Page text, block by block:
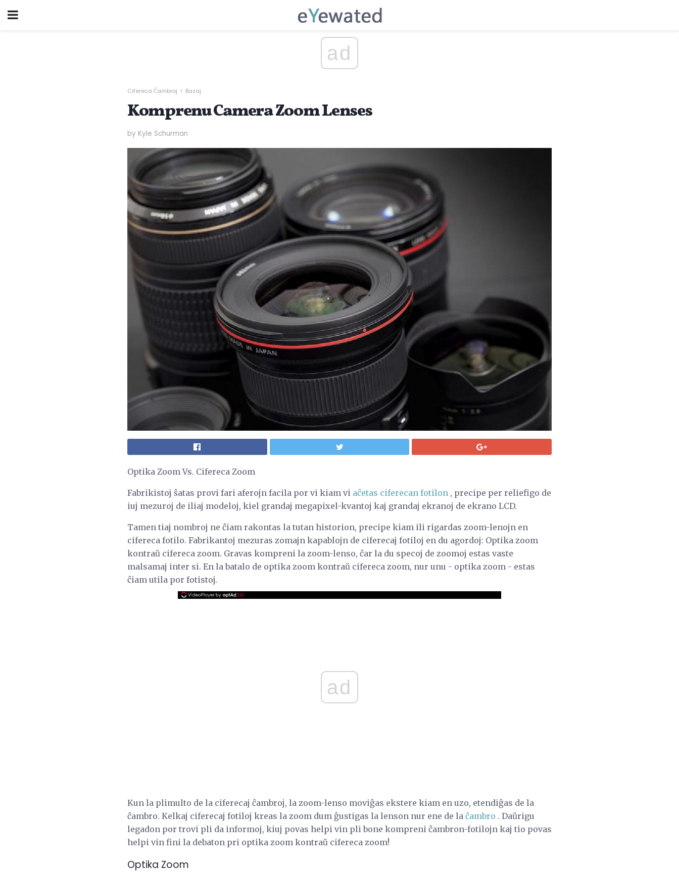
ad
Cifereca Ĉambroj Bazaj
Komprenu Camera Zoom Lenses
by Kyle Schurman
Optika Zoom Vs. Cifereca Zoom
Fabrikistoj ŝatas provi fari aferojn facila por vi kiam vi aĉetas ciferecan fotilon , precipe per reliefigo de
iuj mezuroj de iliaj modeloj, kiel grandaj megapixel-kvantoj kaj grandaj ekranoj de ekrano LCD.
Tamen tiaj nombroj ne ĉiam rakontas la tutan historion, precipe kiam ili rigardas zoom-lenojn en
cifereca fotilo. Fabrikantoj mezuras zomajn kapablojn de ciferecaj fotiloj en du agordoj: Optika zoom
kontraŭ cifereca zoom. Gravas kompreni la zoom-lenso, ĉar la du specoj de zoomoj estas vaste
malsamaj inter si. En la batalo de optika zoom kontraŭ cifereca zoom, nur unu - optika zoom - estas
ĉiam utila por fotistoj.
ad
Kun la plimulto de la ciferecaj ĉambroj, la zoom-lenso moviĝas ekstere kiam en uzo, etendiĝas de la
ĉambro. Kelkaj ciferecaj fotiloj kreas la zoom dum ĝustigas la lenson nur ene de la ĉambro . Daŭrigu
legadon por trovi pli da informoj, kiuj povas helpi vin pli bone kompreni ĉambron-fotilojn kaj tio povas
helpi vin fini la debaton pri optika zoom kontraŭ cifereca zoom!
Optika Zoom